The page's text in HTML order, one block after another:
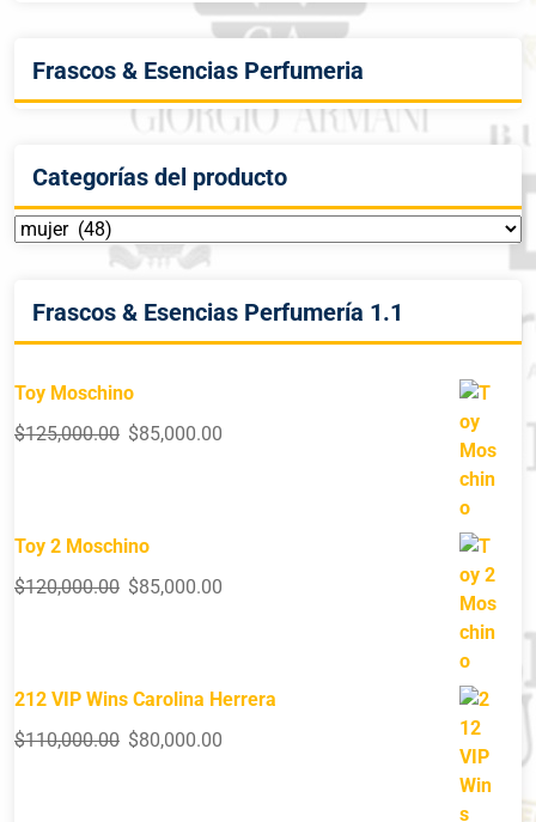
Frascos & Esencias Perfumeria
Categorías del producto
Frascos & Esencias Perfumería 1.1
Toy Moschino
$125,000.00 $85,000.00
Toy 2 Moschino
$120,000.00 $85,000.00
212 VIP Wins Carolina Herrera
$110,000.00 $80,000.00